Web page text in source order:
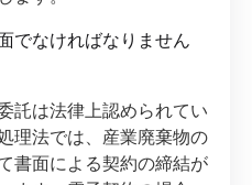
でなければなりません
託は法律上認められてい
理法では、産業廃棄物の
書面による契約の締結が